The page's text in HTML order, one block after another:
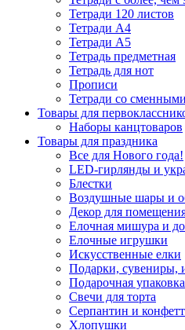
Тетради 120 листов
Тетради А4
Тетради А5
Тетрадь предметная
Тетрадь для нот
Прописи
Тетради со
Товары для
Наборы канцтоваров
Товары для праздника
Все для Нового года!
LED-гирлянды и
Блестки
Воздушные шары и
Декор для
Елочная мишура и
Елочные игрушки
Искусственные елки
Подарки, сувениры,
Подарочная упаковка
Свечи для торта
Серпантин и
Хлопушки